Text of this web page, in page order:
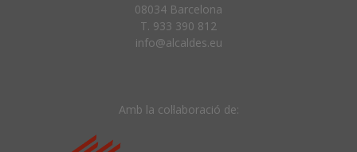
08034 Barcelona
T. 933 390 812
info@alcaldes.eu
Amb la col·laboració de: